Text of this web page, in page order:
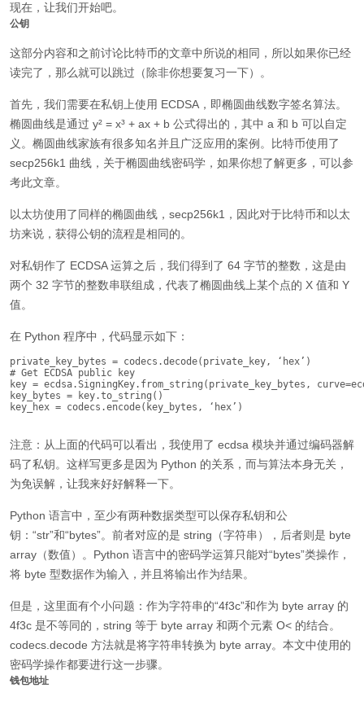
现在，让我们开始吧。
公钥
这部分内容和之前讨论比特币的文章中所说的相同，所以如果你已经
读完了，那么就可以跳过（除非你想要复习一下）。
首先，我们需要在私钥上使用 ECDSA，即椭圆曲线数字签名算法。
椭圆曲线是通过 y² = x³ + ax + b 公式得出的，其中 a 和 b 可以自定
义。椭圆曲线家族有很多知名并且广泛应用的案例。比特币使用了
secp256k1 曲线，关于椭圆曲线密码学，如果你想了解更多，可以参
考此文章。
以太坊使用了同样的椭圆曲线，secp256k1，因此对于比特币和以太
坊来说，获得公钥的流程是相同的。
对私钥作了 ECDSA 运算之后，我们得到了 64 字节的整数，这是由
两个 32 字节的整数串联组成，代表了椭圆曲线上某个点的 X 值和 Y
值。
在 Python 程序中，代码显示如下：
private_key_bytes = codecs.decode(private_key, ‘hex’)
# Get ECDSA public key
key = ecdsa.SigningKey.from_string(private_key_bytes,
key_bytes = key.to_string()
key_hex = codecs.encode(key_bytes, ‘hex’)
注意：从上面的代码可以看出，我使用了 ecdsa 模块并通过编码器解
码了私钥。这样写更多是因为 Python 的关系，而与算法本身无关，
为免误解，让我来好好解释一下。
Python 语言中，至少有两种数据类型可以保存私钥和公
钥：“str”和“bytes”。前者对应的是 string（字符串），后者则是 byte
array（数值）。Python 语言中的密码学运算只能对“bytes”类操作，
将 byte 型数据作为输入，并且将输出作为结果。
但是，这里面有个小问题：作为字符串的“4f3c”和作为 byte array 的
4f3c 是不等同的，string 等于 byte array 和两个元素 O< 的结合。
codecs.decode 方法就是将字符串转换为 byte array。本文中使用的
密码学操作都要进行这一步骤。
钱包地址